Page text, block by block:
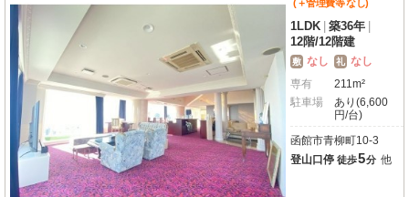
(＋管理費等なし)
1LDK 築36年
12階/12階建
敷 なし 礼 なし
専有
211m²
駐車場
あり(6,600
円/台)
函館市青柳町10-3
登山口停 徒歩5分 他